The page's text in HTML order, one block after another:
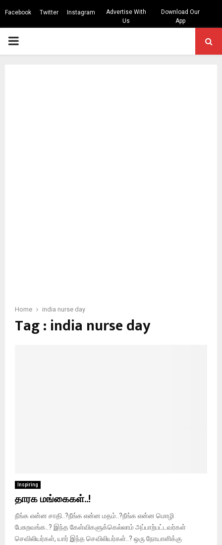
Facebook Twitter Instagram
Advertise With
Us
Download Our
App
PRIMARY
Home india nurse day
Tag : india nurse day
Inspiring
தாரக மங்கைகள்..!
நீங்க என்ன சாதி..?நீங்க என்ன மதம்..?நீங்க என்ன மொழி
பேசுறவங்க..? இந்த கேள்விகளுக்கெல்லாம் அப்பாற்பட்டவர்கள்
செவிலியர்கள், யார் இந்த செவிலியர்கள்..? ஒரு நோயாளிக்கு